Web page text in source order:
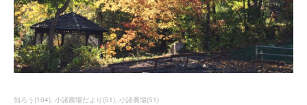
知ろう (104) 小諸農場だより (51) 小諸農場(51)